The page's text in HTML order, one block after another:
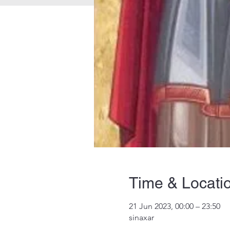
Time &
21 Jun 2023, 00:00 – 23:50
sinaxar